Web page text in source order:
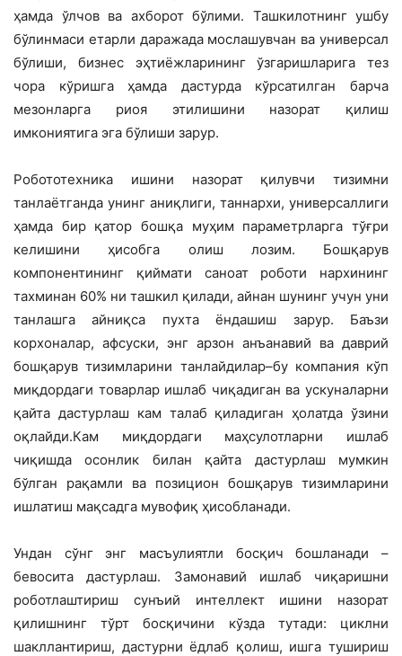
ҳамда ўлчов ва ахборот бўлими. Ташкилотнинг ушбу
бўлинмаси етарли даражада мослашувчан ва универсал
бўлиши, бизнес эҳтиёжларининг ўзгаришларига тез
чора кўришга ҳамда дастурда кўрсатилган барча
мезонларга риоя этилишини назорат қилиш
имкониятига эга бўлиши зарур.
Робототехника ишини назорат қилувчи тизимни
танлаётганда унинг аниқлиги, таннархи, универсаллиги
ҳамда бир қатор бошқа муҳим параметрларга тўғри
келишини ҳисобга олиш лозим. Бошқарув
компонентининг қиймати саноат роботи нархининг
тахминан 60% ни ташкил қилади, айнан шунинг учун уни
танлашга айниқса пухта ёндашиш зарур. Баъзи
корхоналар, афсуски, энг арзон анъанавий ва даврий
бошқарув тизимларини танлайдилар–бу компания кўп
миқдордаги товарлар ишлаб чиқадиган ва ускуналарни
қайта дастурлаш кам талаб қиладиган ҳолатда ўзини
оқлайди.Кам миқдордаги маҳсулотларни ишлаб
чиқишда осонлик билан қайта дастурлаш мумкин
бўлган рақамли ва позицион бошқарув тизимларини
ишлатиш мақсадга мувофиқ ҳисобланади.
Ундан сўнг энг масъулиятли босқич бошланади –
бевосита дастурлаш. Замонавий ишлаб чиқаришни
роботлаштириш сунъий интеллект ишини назорат
қилишнинг тўрт босқичини кўзда тутади: циклни
шакллантириш, дастурни ёдлаб қолиш, ишга тушириш